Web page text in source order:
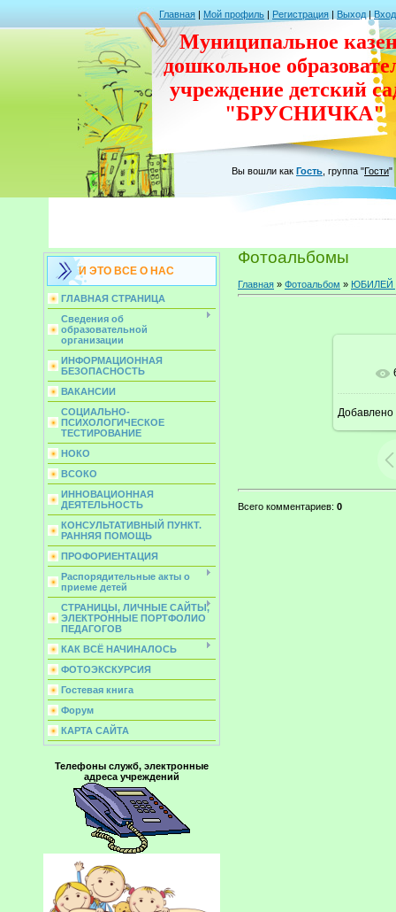
Главная | Мой профиль | Регистрация | Выход | Вход
Муниципальное
дошкольное
учреждение детский
"БРУСНИЧКА"
Вы вошли как Гость группа "Гости"
И ЭТО ВСЕ О НАС
ГЛАВНАЯ СТРАНИЦА
Сведения об
образовательной
организации
ИНФОРМАЦИОННАЯ
БЕЗОПАСНОСТЬ
ВАКАНСИИ
СОЦИАЛЬНО-
ПСИХОЛОГИЧЕСКОЕ
ТЕСТИРОВАНИЕ
НОКО
ВСОКО
ИННОВАЦИОННАЯ
ДЕЯТЕЛЬНОСТЬ
КОНСУЛЬТАТИВНЫЙ ПУНКТ.
РАННЯЯ ПОМОЩЬ
ПРОФОРИЕНТАЦИЯ
Распорядительные акты о
приеме детей
СТРАНИЦЫ, ЛИЧНЫЕ САЙТЫ,
ЭЛЕКТРОННЫЕ ПОРТФОЛИО
ПЕДАГОГОВ
КАК ВСЁ НАЧИНАЛОСЬ
ФОТОЭКСКУРСИЯ
Гостевая книга
Форум
КАРТА САЙТА
Телефоны служб, электронные
адреса учреждений
Фотоальбомы
Главная » Фотоальбом » ЮБИЛЕЙ
Добавлено
Всего комментариев: 0